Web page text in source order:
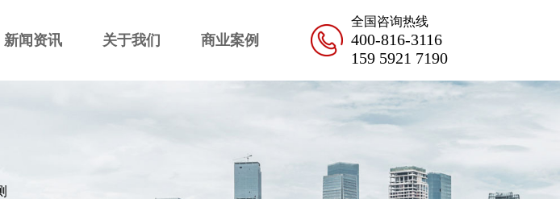
新闻资讯 关于我们 商业案例
全国咨询热线
400-816-3116
159 5921 7190